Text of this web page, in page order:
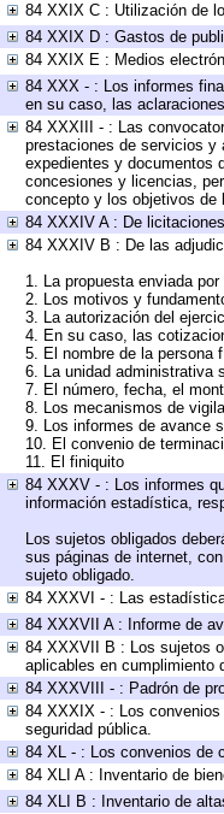
84 XXIX C : Utilización de
84 XXIX D : Gastos de
84 XXIX E : Medios
84 XXX - : Los informes
en su caso, las
84 XXXIII - : Las
prestaciones de servicios y
expedientes y documentos
concesiones y licencias,
concepto y los objetivos de
84 XXXIV A : De
84 XXXIV B : De las
1. La propuesta enviada
2. Los motivos y
3. La autorización del
4. En su caso, las
5. El nombre de la persona
6. La unidad administrativa
7. El número, fecha, el
8. Los mecanismos de
9. Los informes de avance
10. El convenio de
11. El finiquito
84 XXXV - : Los informes
información estadística,
Los sujetos obligados
sus páginas de internet,
sujeto obligado.
84 XXXVI - : Las
84 XXXVII A : Informe de
84 XXXVII B : Los sujetos
aplicables en cumplimiento
84 XXXVIII - : Padrón de
84 XXXIX - : Los
seguridad pública.
84 XL - : Los convenios de
84 XLI A : Inventario de
84 XLI B : Inventario de